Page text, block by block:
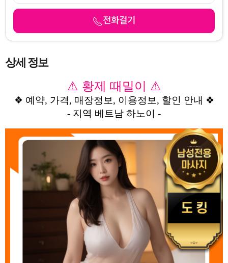
전화걸기
상세 정보
⚠ 황제 때밀이 ⚠
❖ 예약, 가격, 매장정보, 이용정보, 할인 안내 ❖
- 지역 베트남 하노이 -